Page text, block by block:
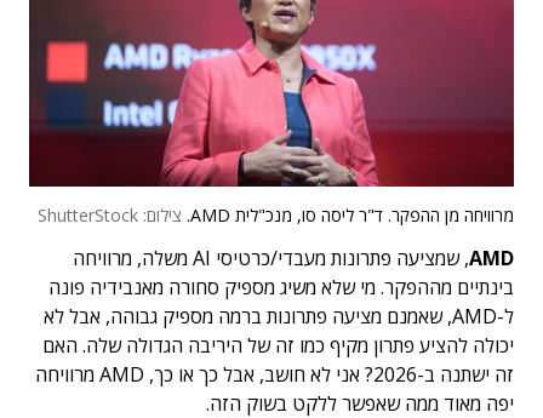
מרוויחה מן ההפקר. ד"ר ליסה סו, מנכ"לית AMD. צילום: ShutterStock
AMD
, שמציעה פתרונות מעבדי/כרטיסי AI משלה, מרוויחה
בינתיים מההפקר. מי שלא משיג מספיק סחורה מאנבידיה פונה
ל-AMD, שאמנם מציעה פתרונות ברמה מספיק גבוהה, אבל לא
יכולה להציע פתרון מקיף כמו זה של היריבה הגדולה שלה. האם
זה ישתנה ב-2026? אני לא חושב, אבל כך או כך, AMD מרוויחה
יפה מאוד ממה שאפשר ללקט בשוק הזה.